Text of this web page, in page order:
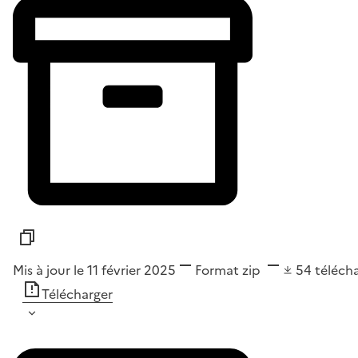
Mis à jour le 11 février 2025 Format zip 54
Télécharger